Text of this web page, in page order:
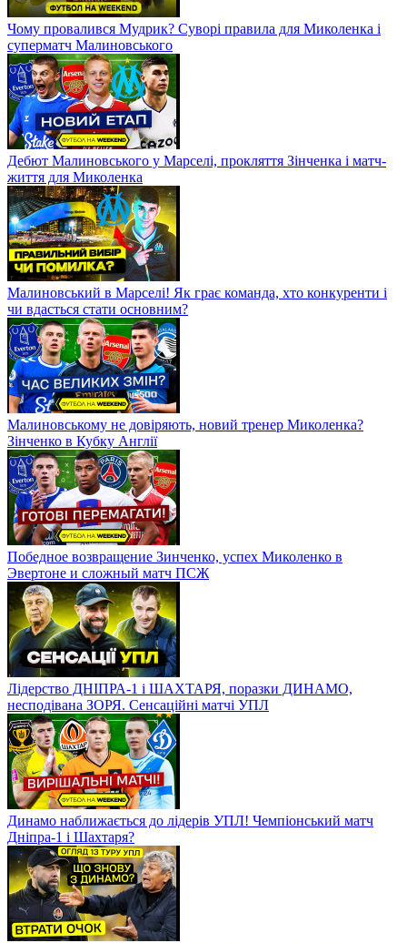
Чому провалився Мудрик? Суворі правила для Миколенка і
суперматч Малиновського
Дебют Малиновського у Марселі, прокляття Зінченка і матч-
життя для Миколенка
Малиновський в Марселі! Як грає команда, хто конкуренти і
чи вдасться стати основним?
Малиновському не довіряють, новий тренер Миколенка?
Зінченко в Кубку Англії
Победное возвращение Зинченко, успех Миколенко в
Эвертоне и сложный матч ПСЖ
Лідерство ДНІПРА-1 і ШАХТАРЯ, поразки ДИНАМО,
несподівана ЗОРЯ. Сенсаційні матчі УПЛ
Динамо наближається до лідерів УПЛ! Чемпіонський матч
Дніпра-1 і Шахтаря?